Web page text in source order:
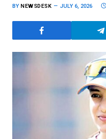
BY NEWSDESK JULY 6, 2026